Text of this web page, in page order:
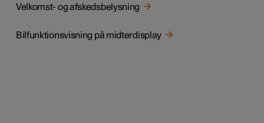
Velkomst- og afskedsbelysning
Bilfunktionsvisning på midterdisplay